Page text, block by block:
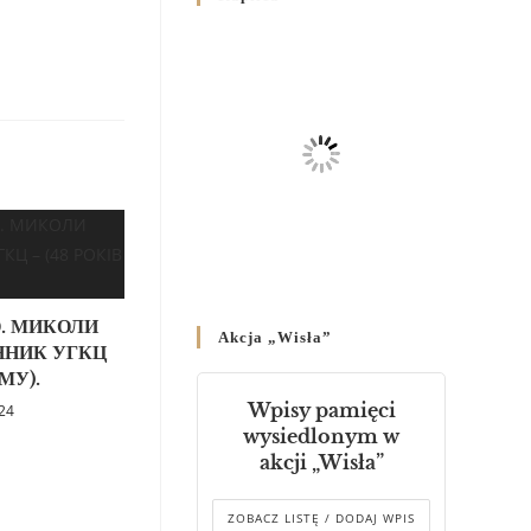
МИКОЛИ
УГКЦ
Родин
Справ Молоді та встановленя
складу Катихитичної Комісії
днях 2-12 липня 2024 р.”
Декрет єпископів
Перемисько-Варшавської
Митрополії стосовно
звершування Божественної
літургії
Akcja „Wisła”
Wpisy pamięci
wysiedlonym w
akcji „Wisła”
ZOBACZ LISTĘ / DODAJ WPIS